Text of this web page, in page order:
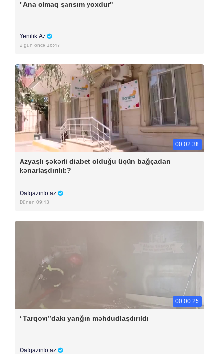
"Ana olmaq şansım yoxdur"
Yenilik.Az
2 gün öncə 16:47
00:02:38
Azyaşlı şəkərli diabet olduğu üçün bağçadan
kənarlaşdırılıb?
Qafqazinfo.az
Dünən 09:43
00:00:25
“Tarqovı”dakı yanğın məhdudlaşdırıldı
Qafqazinfo.az